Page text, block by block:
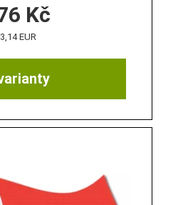
Kč
3,14 EUR